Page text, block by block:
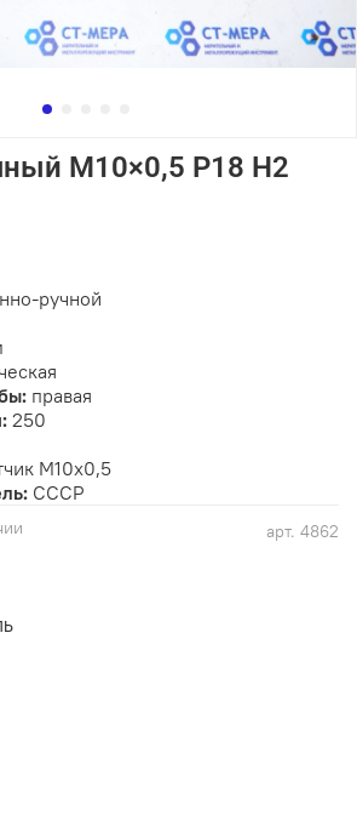
арт. 4862
М10×0,5 Р18 Н2
ручной
правая
250
М10х0,5
СССР